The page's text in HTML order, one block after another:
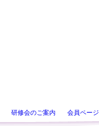
研修会のご案内 会員ページ